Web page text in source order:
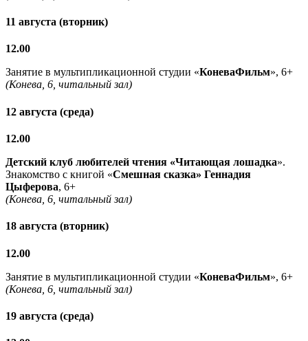
11 августа (вторник)
12.00
Занятие в мультипликационной студии «КоневаФильм», 6+
(Конева, 6, читальный зал)
12 августа (среда)
12.00
Детский клуб любителей чтения «Читающая лошадка».
Знакомство с книгой «Смешная сказка» Геннадия
Цыферова, 6+
(Конева, 6, читальный зал)
18 августа (вторник)
12.00
Занятие в мультипликационной студии «КоневаФильм», 6+
(Конева, 6, читальный зал)
19 августа (среда)